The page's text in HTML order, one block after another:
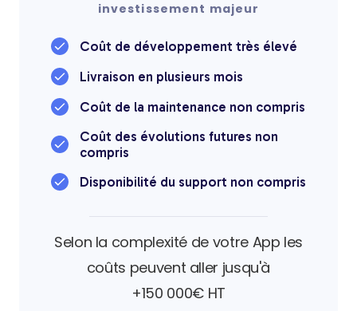
investissement majeur
Coût de développement très élevé
Livraison en plusieurs mois
Coût de la maintenance non compris
Coût des évolutions futures non
compris
Disponibilité du support non compris
Selon la complexité de votre App les
coûts peuvent aller jusqu'à
+150 000€ HT